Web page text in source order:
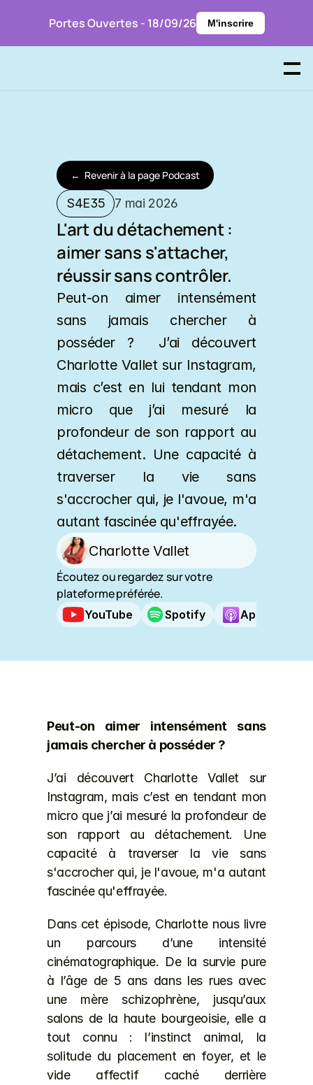
Portes Ouvertes - 18/09/26 M'inscrire
← Revenirà la page Podcast
S4E35 7 mai 2026
L'art du détachement :
aimer sans s'attacher,
réussir sans contrôler.
Peut-on aimer intensément
sans jamais chercher à
posséder ?  J’ai découvert
Charlotte Vallet sur Instagram,
mais c’est en lui tendant mon
micro que j’ai mesuré la
profondeur de son rapport au
détachement. Une capacité à
traverser la vie sans
s'accrocher qui, je l'avoue, m'a
autant fascinée qu'effrayée.
Charlotte Vallet
Écoutez ou regardez sur votre
plateforme préférée.
YouTube Spotify Apple
Peut-on aimer intensément sans
jamais chercher à posséder ?
J’ai découvert Charlotte Vallet sur
Instagram, mais c’est en tendant mon
micro que j’ai mesuré la profondeur de
son rapport au détachement. Une
capacité à traverser la vie sans
s'accrocher qui, je l'avoue, m'a autant
fascinée qu'effrayée.
Dans cet épisode, Charlotte nous livre
un parcours d’une intensité
cinématographique. De la survie pure
à l’âge de 5 ans dans les rues avec
une mère schizophrène, jusqu’aux
salons de la haute bourgeoisie, elle a
tout connu : l’instinct animal, la
solitude du placement en foyer, et le
vide affectif caché derrière